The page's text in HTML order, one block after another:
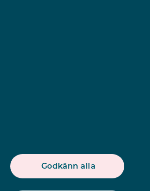
Godkänn alla